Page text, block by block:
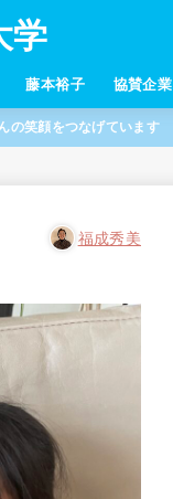
学
藤本裕子 協賛企業
の笑顔をつなげています
福成秀美